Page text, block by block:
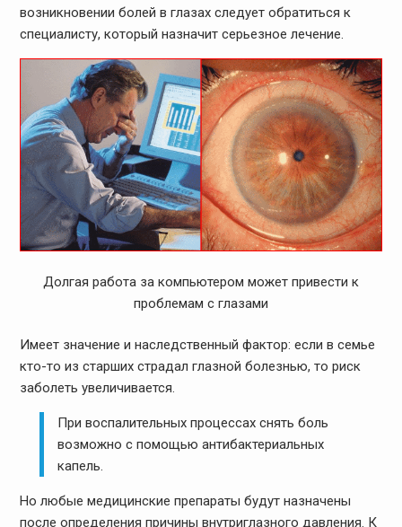
возникновении болей в глазах следует обратиться к
специалисту, который назначит серьезное лечение.
Долгая работа за компьютером может привести к
проблемам с глазами
Имеет значение и наследственный фактор: если в семье
кто-то из старших страдал глазной болезнью, то риск
заболеть увеличивается.
При воспалительных процессах снять боль
возможно с помощью антибактериальных
капель.
Но любые медицинские препараты будут назначены
после определения причины внутриглазного давления. К